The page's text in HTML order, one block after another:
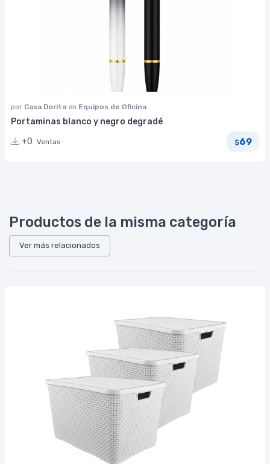
por Casa Dorita en Equipos de Oficina
Portaminas blanco y negro degradé
+0 Ventas $69
Productos de la misma categoría
Ver más relacionados